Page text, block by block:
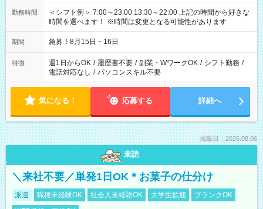
勤務時間
＜シフト例＞ 7:00～23:00 13:30～22:00 上記の時間から好きな
時間を選べます！ ※時間は変更となる可能性があります
期間 急募！8月15日・16日
特徴 週1日からOK / 履歴書不要 / 副業・WワークOK / シフト勤務 /
電話対応なし / パソコンスキル不要
気になる！ 応募する 詳細へ
掲載日：2026.08.06
未読
＼来社不要／単発1日OK＊お菓子の仕分け
派遣 職種未経験OK 社会人未経験OK 大学生歓迎
ブランクOK